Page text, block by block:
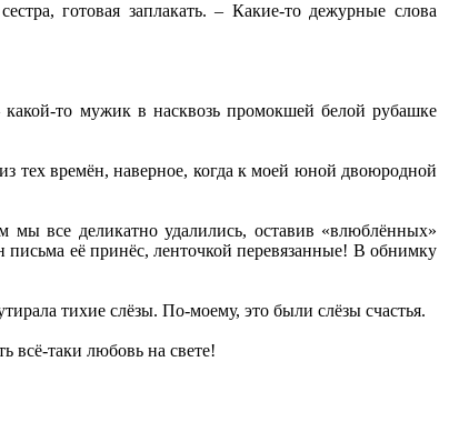
готовая заплакать. – Какие-то дежурные слова
то мужик в насквозь промокшей белой рубашке
тех времён, наверное, когда к моей юной двоюродной
все деликатно удалились, оставив «влюблённых»
письма её принёс, ленточкой перевязанные! В обнимку
тихие слёзы. По-моему, это были слёзы счастья.
всё-таки любовь на свете!